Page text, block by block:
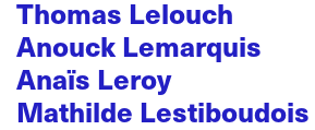
Thomas Lelouch
Anouck Lemarquis
Anaïs Leroy
Mathilde Lestiboudois